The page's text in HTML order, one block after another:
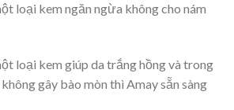
loại kem ngăn ngừa không cho nám
loại kem giúp da trắng hồng và trong
gây bào mòn thì Amay sẵn sàng